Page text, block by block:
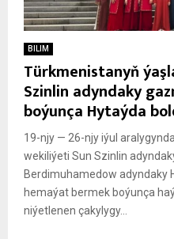
BILIM
Türkmenistanyň
Szinlin adyndaky
boýunça Hytaýda
19-njy — 26-njy iýul
wekiliýeti Sun Szinlin
Berdimuhamedow adyndaky
hemaýat bermek boýunça
niýetlenen çakylygy...